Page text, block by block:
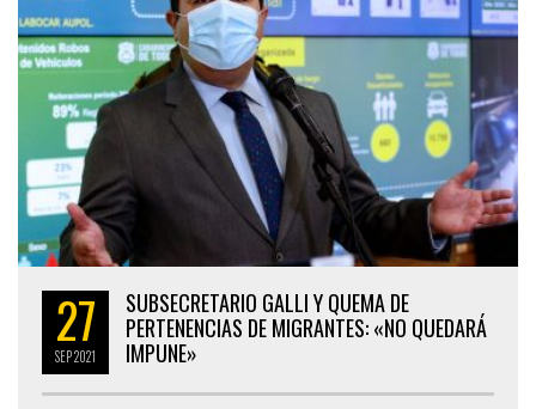
27
SEP2021
SUBSECRETARIO GALLI Y QUEMA DE
PERTENENCIAS DE MIGRANTES: «NO QUEDARÁ
IMPUNE»